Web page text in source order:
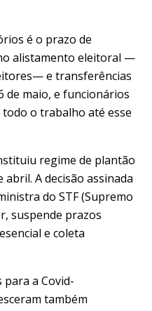
é o prazo de
alistamento eleitoral —
e transferências
de maio, e funcionários
o trabalho até esse
regime de plantão
A decisão assinada
do STF (Supremo
suspende prazos
e coleta
para a Covid-
também